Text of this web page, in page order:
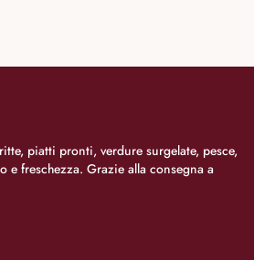
piatti pronti, verdure surgelate, pesce,
freschezza. Grazie alla consegna a